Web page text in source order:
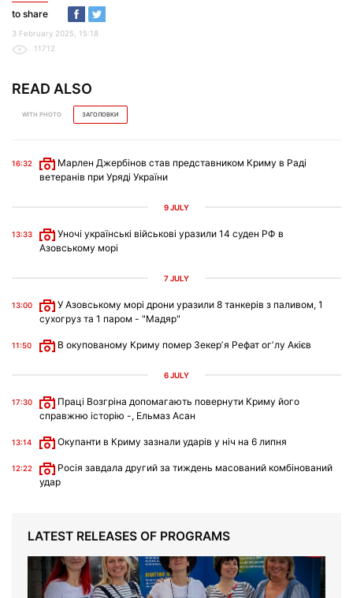
to share
3 February 2025, 15:18
11712
READ ALSO
WITH PHOTO ЗАГОЛОВКИ
16:32
Марлен Джербінов став представником Криму в Раді
ветеранів при Уряді України
9 JULY
13:33
Уночі українські військові уразили 14 суден РФ в
Азовському морі
7 JULY
13:00
У Азовському морі дрони уразили 8 танкерів з паливом, 1
сухогруз та 1 паром - "Мадяр"
11:50 В окупованому Криму помер Зекерʼя Рефат огʼлу Акієв
6 JULY
17:30
Праці Возгріна допомагають повернути Криму його
справжню історію -, Ельмаз Асан
13:14 Окупанти в Криму зазнали ударів у ніч на 6 липня
12:22
Росія завдала другий за тиждень масований комбінований
удар
LATEST RELEASES OF PROGRAMS